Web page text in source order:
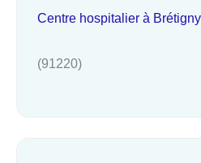
Centre hospitalier à
(91220)